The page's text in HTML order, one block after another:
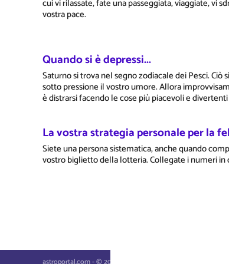
cui vi rilassate, fate una passeggiata, viaggiate, vi
vostra pace.
Quando si è depressi...
Saturno si trova nel segno zodiacale dei Pesci.
sotto pressione il vostro umore. Allora
è distrarsi facendo le cose più piacevoli e
La vostra strategia personale per la
Siete una persona sistematica, anche quando
vostro biglietto della lotteria. Collegate i numeri in
astroportal.com - © 2026, masterbrain gmbh